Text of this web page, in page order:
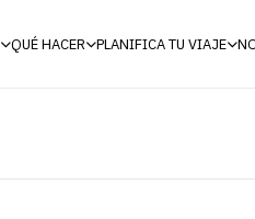
QUÉ HACER PLANIFICA TU VIAJE